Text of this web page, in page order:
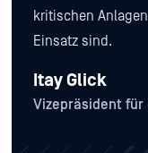
kritischen
Einsatz sind.
Itay Glick
Vizepräsident für